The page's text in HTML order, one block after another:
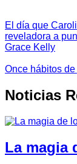
El día que
reveladora a
Grace Kelly
Once hábitos
Noticias
La magia